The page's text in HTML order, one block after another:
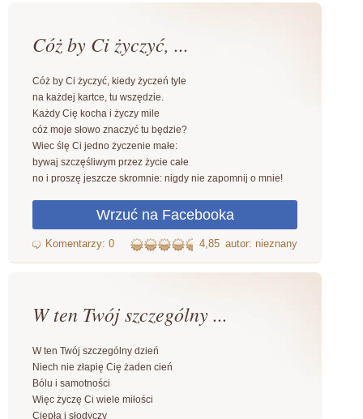
Cóż by Ci życzyć, ...
Cóż by Ci życzyć, kiedy życzeń tyle
na każdej kartce, tu wszędzie.
Każdy Cię kocha i życzy mile
cóż moje słowo znaczyć tu będzie?
Wiec ślę Ci jedno życzenie małe:
bywaj szczęśliwym przez życie całe
no i proszę jeszcze skromnie: nigdy nie zapomnij o mnie!
4,85 autor: nieznany
W ten Twój szczególny ...
W ten Twój szczególny dzień
Niech nie złapię Cię żaden cień
Bólu i samotności
Więc życzę Ci wiele miłości
Ciepła i słodyczy